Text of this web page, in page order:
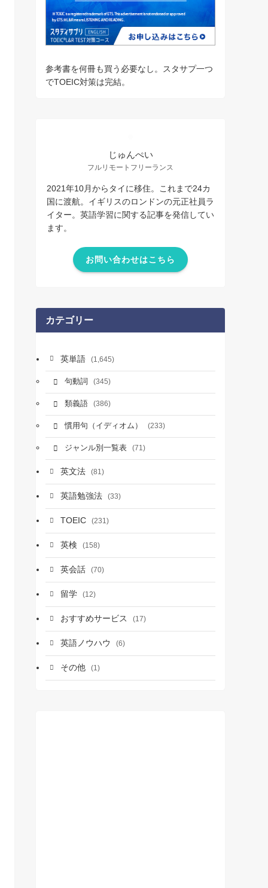
参考書を何冊も買う必要なし。スタサプ一つ
でTOEIC対策は完結。
じゅんぺい
フルリモートフリーランス
2021年10月からタイに移住。これまで24カ
国に渡航。イギリスのロンドンの元正社員ラ
イター。英語学習に関する記事を発信してい
ます。
お問い合わせはこちら
カテゴリー
英単語 (1,645)
句動詞 (345)
類義語 (386)
慣用句（イディオム） (233)
ジャンル別一覧表 (71)
英文法 (81)
英語勉強法 (33)
TOEIC (231)
英検 (158)
英会話 (70)
留学 (12)
おすすめサービス (17)
英語ノウハウ (6)
その他 (1)